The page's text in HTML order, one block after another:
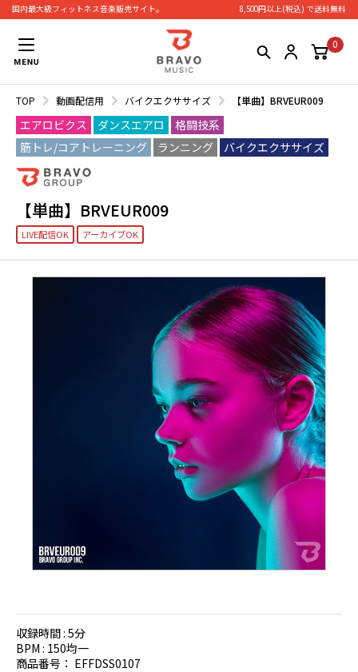
国内最大級フィットネス⾳楽販売サイト。 8,500円以上(税込) で送料無料
0
TOP 動画配信用 バイクエクササイズ 【単曲】BRVEUR009
エアロビクス ダンスエアロ
格闘技系
筋トレ/コアトレーニング
ランニング バイクエクササイズ
【単曲】BRVEUR009
LIVE配信OK アーカイブOK
収録時間 : 5分
BPM : 150均一
商品番号： EFFDSS0107